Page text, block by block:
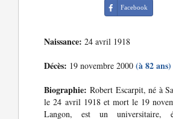
Facebook
Naissance: 24 avril 1918
Décès: 19 novembre 2000(à 82 ans)
Biographie: Robert Escarpit, né à
le 24 avril 1918 et mort le 19
Langon, est un universitaire,